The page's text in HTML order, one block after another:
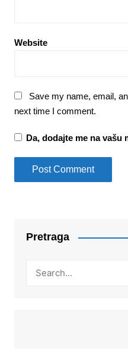
Website
Save my name, email,
next time I comment.
Da, dodajte me na vašu
Pretraga